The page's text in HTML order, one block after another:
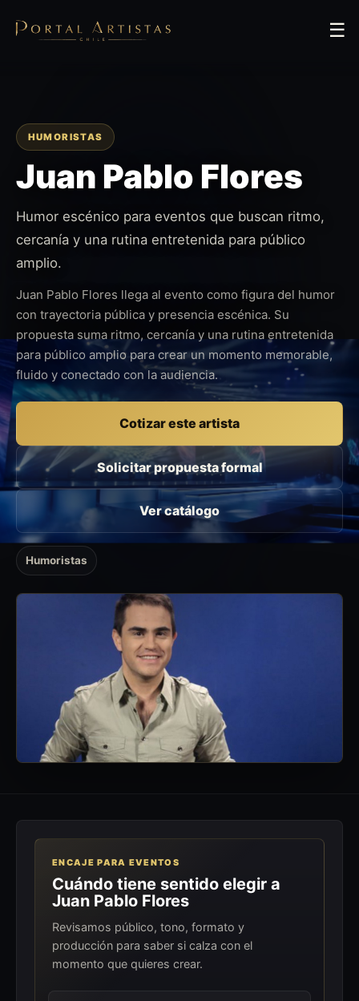
☰
HUMORISTAS
Juan Pablo Flores
Humor escénico para eventos que buscan ritmo,
cercanía y una rutina entretenida para público
amplio.
Juan Pablo Flores llega al evento como figura del humor
con trayectoria pública y presencia escénica. Su
propuesta suma ritmo, cercanía y una rutina entretenida
para público amplio para crear un momento memorable,
fluido y conectado con la audiencia.
Cotizar este artista
Solicitar propuesta formal
Ver catálogo
Humoristas
ENCAJE PARA EVENTOS
Cuándo tiene sentido elegir a
Juan Pablo Flores
Revisamos público, tono, formato y
producción para saber si calza con el
momento que quieres crear.